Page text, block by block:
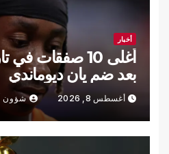
أخبار
أغلى 10 صفقات
بعد ضم يان ديوماندي
أغسطس 8, 2026 شؤون